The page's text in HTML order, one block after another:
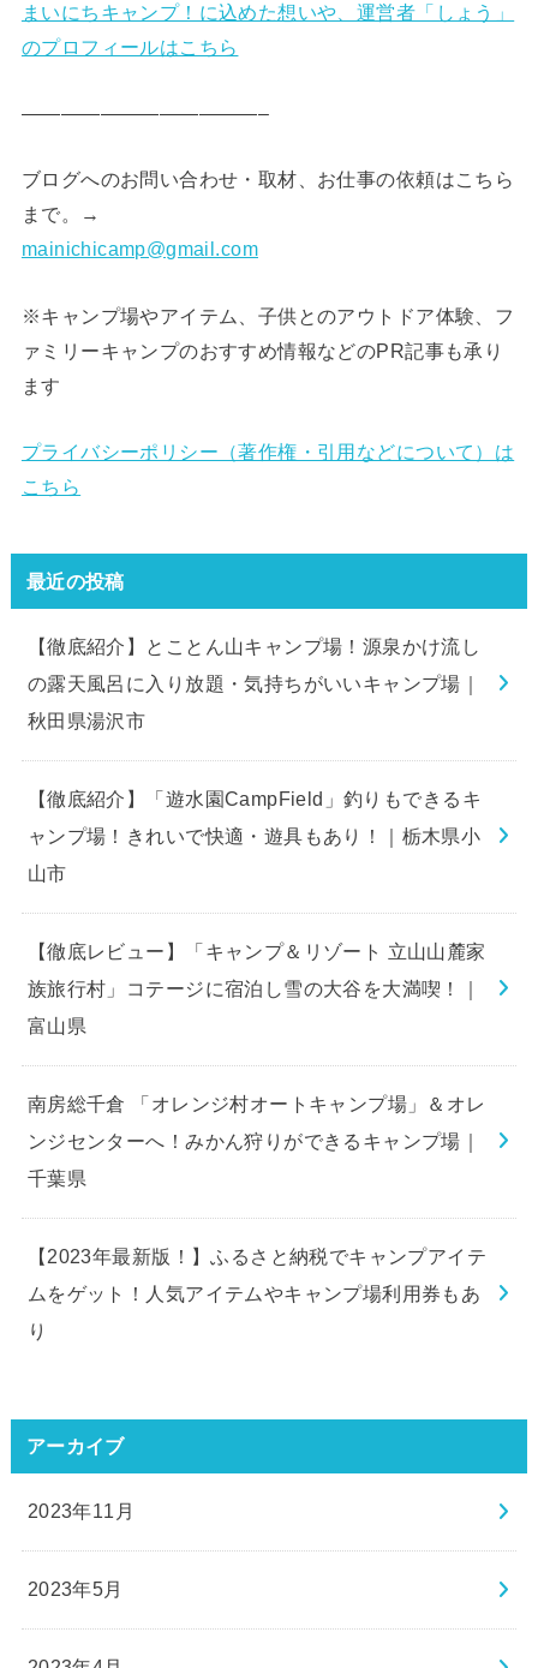
まいにちキャンプ！に込めた想いや、運営者「しょう」
のプロフィールはこちら
————————————–
ブログへのお問い合わせ・取材、お仕事の依頼はこちら
まで。→
mainichicamp@gmail.com
※キャンプ場やアイテム、子供とのアウトドア体験、フ
ァミリーキャンプのおすすめ情報などのPR記事も承り
ます
プライバシーポリシー（著作権・引用などについて）は
こちら
最近の投稿
【徹底紹介】とことん山キャンプ場！源泉かけ流し
の露天風呂に入り放題・気持ちがいいキャンプ場｜
秋田県湯沢市
【徹底紹介】「遊水園CampField」釣りもできるキ
ャンプ場！きれいで快適・遊具もあり！｜栃木県小
山市
【徹底レビュー】「キャンプ＆リゾート 立山山麓家
族旅行村」コテージに宿泊し雪の大谷を大満喫！｜
富山県
南房総千倉 「オレンジ村オートキャンプ場」＆オレ
ンジセンターへ！みかん狩りができるキャンプ場｜
千葉県
【2023年最新版！】ふるさと納税でキャンプアイテ
ムをゲット！人気アイテムやキャンプ場利用券もあ
り
アーカイブ
2023年11月
2023年5月